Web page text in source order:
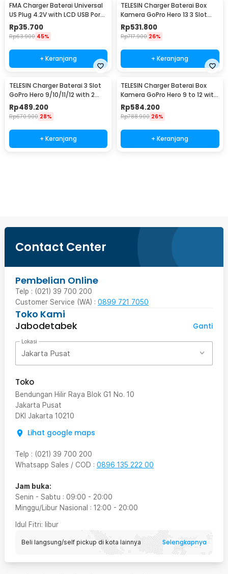
FMA Charger Baterai Universal
US Plug 4.2V with LCD USB Port
5.2V - A73E
Rp35.700
Rp63.900 45%
+ Keranjang
TELESIN Charger Baterai Box
Kamera GoPro Hero 13 3 Slot
with Battery - S0-ECB-12-TGP
Rp531.800
Rp717.900 26%
+ Keranjang
TELESIN Charger Baterai 3 Slot
GoPro Hero 9/10/11/12 with 2
Batteries - S0-BCG-04-TGP
Rp489.200
Rp670.900 28%
+ Keranjang
TELESIN Charger Baterai Box
Kamera GoPro Hero 9 to 12 with
2 Battery - S0-ECB-01-TGP
Rp584.200
Rp788.900 26%
+ Keranjang
Contact Center
Pembelian Online
Telp : (021) 39 700 200
Customer Service (WA) : 0899 721 7050
Toko Kami
Jabodetabek
Ganti
Lokasi
Jakarta Pusat
Toko
Bendungan Hilir Raya Blok G1 No. 10
Jakarta Pusat
DKI Jakarta 10210
Lihat google maps
Telp : (021) 39 700 200
Whatsapp Sales / COD : 0896 135 222 00
Jam buka:
Senin - Sabtu : 09:00 - 20:00
Minggu/Libur Nasional : 12:00 - 20:00
Idul Fitri: libur
Beli langsung/self pickup di kota lainnya Selengkapnya